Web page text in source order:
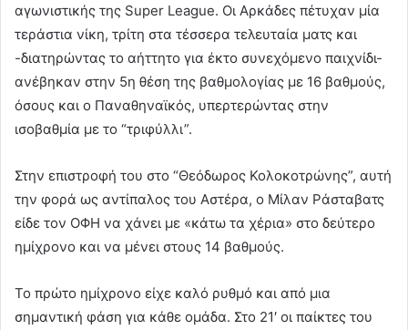
αγωνιστικής της Super League. Οι Αρκάδες πέτυχαν μία
τεράστια νίκη, τρίτη στα τέσσερα τελευταία ματς και
-διατηρώντας το αήττητο για έκτο συνεχόμενο παιχνίδι-
ανέβηκαν στην 5η θέση της βαθμολογίας με 16 βαθμούς,
όσους και ο Παναθηναϊκός, υπερτερώντας στην
ισοβαθμία με το “τριφύλλι”.
Στην επιστροφή του στο “Θεόδωρος Κολοκοτρώνης”, αυτή
την φορά ως αντίπαλος του Αστέρα, ο Μίλαν Ράσταβατς
είδε τον ΟΦΗ να χάνει με «κάτω τα χέρια» στο δεύτερο
ημίχρονο και να μένει στους 14 βαθμούς.
Το πρώτο ημίχρονο είχε καλό ρυθμό και από μια
σημαντική φάση για κάθε ομάδα. Στο 21′ οι παίκτες του